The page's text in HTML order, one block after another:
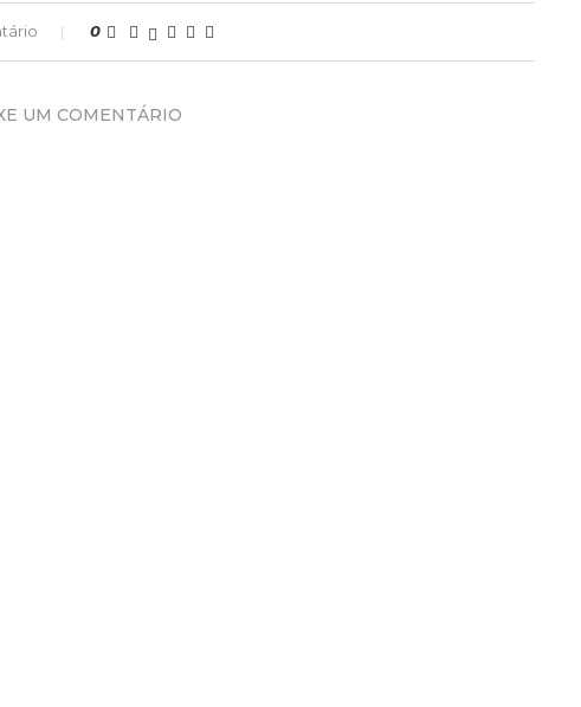
0
UM COMENTÁRIO